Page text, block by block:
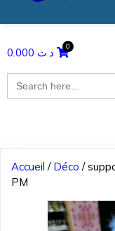
د.ت
Search
for:
Accueil / Déco /
PM